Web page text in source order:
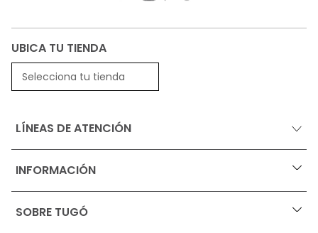
UBICA TU TIENDA
Selecciona tu tienda
LÍNEAS DE ATENCIÓN
INFORMACIÓN +
Ofertas vigentes
SOBRE TUGÓ +